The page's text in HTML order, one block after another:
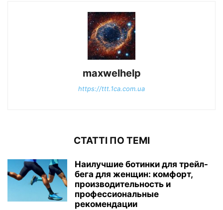
maxwelhelp
https://ttt.1ca.com.ua
СТАТТІ ПО ТЕМІ
Наилучшие ботинки для трейл-
бега для женщин: комфорт,
производительность и
профессиональные
рекомендации